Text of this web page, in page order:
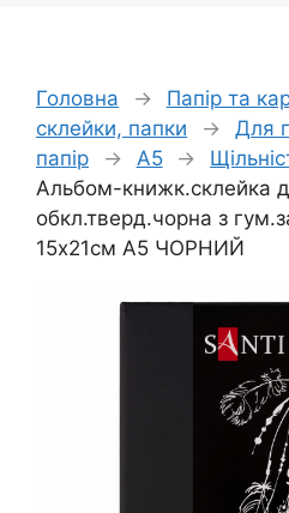
Головна → Папір та
склейки, папки
→ Для
папір
→ А5 →
Альбом-книжк.склейка
обкл.тверд.чорна з
15х21см А5 ЧОРНИЙ